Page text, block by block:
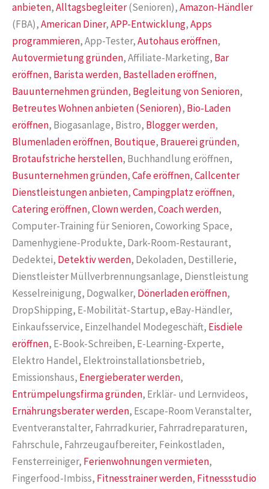
anbieten,Alltagsbegleiter(Senioren),Amazon-Händler
(FBA),American Diner,APP-Entwicklung,Apps
programmieren, App-Tester,Autohaus eröffnen,
Autovermietung gründen, Affiliate-Marketing, Bar
eröffnen, Barista werden, Bastelladen eröffnen,
Bauunternehmen gründen, Begleitung von Senioren,
Betreutes Wohnen anbieten (Senioren), Bio-Laden
eröffnen, Biogasanlage, Bistro, Blogger werden,
Blumenladen eröffnen, Boutique, Brauerei gründen,
Brotaufstriche herstellen, Buchhandlung eröffnen,
Busunternehmen gründen,Cafe eröffnen,Callcenter
Dienstleistungen anbieten,Campingplatz eröffnen,
Catering eröffnen,Clown werden,Coach werden,
Computer-Training für Senioren, Coworking Space,
Damenhygiene-Produkte, Dark-Room-Restaurant,
Dedektei, Detektiv werden, Dekoladen, Destillerie,
Dienstleister Müllverbrennungsanlage, Dienstleistung
Kesselreinigung, Dogwalker, Dönerladen eröffnen,
DropShipping, E-Mobilität-Startup, eBay-Händler,
Einkaufsservice, Einzelhandel Modegeschäft, Eisdiele
eröffnen, E-Book-Schreiben, E-Learning-Experte,
Elektro Handel, Elektroinstallationsbetrieb,
Emissionshaus, Energieberater werden,
Entrümpelungsfirma gründen, Erklär- und Lernvideos,
Ernährungsberater werden, Escape-Room Veranstalter,
Eventveranstalter, Fahrradkurier, Fahrradreparaturen,
Fahrschule, Fahrzeugaufbereiter, Feinkostladen,
Fensterreiniger, Ferienwohnungen vermieten,
Fingerfood-Imbiss, Fitnesstrainer werden, Fitnessstudio